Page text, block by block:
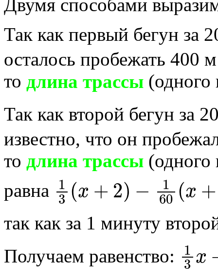
Двумя способами
Так как первый бегун за
осталось пробежать 400
то длина трассы (одного
Так как второй бегун за
известно, что он
то длина трассы (одного
равна 1 3( + )− ( + к
так как за 1 минуту
Получаем равенство: 1